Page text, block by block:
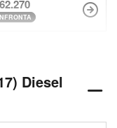
Diesel